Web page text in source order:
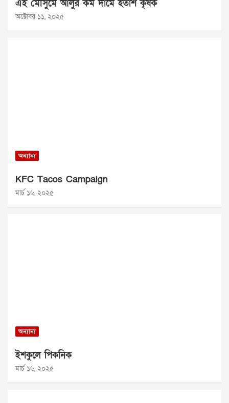
এই মৌসুমে আলুর কম দামে হতাশ কৃষক
অক্টোবর ১১, ২০২৫
অন্যান্য
KFC Tacos Campaign
মার্চ ১৬, ২০২৫
অন্যান্য
ইশকুলে পিকনিক
মার্চ ১৬, ২০২৫